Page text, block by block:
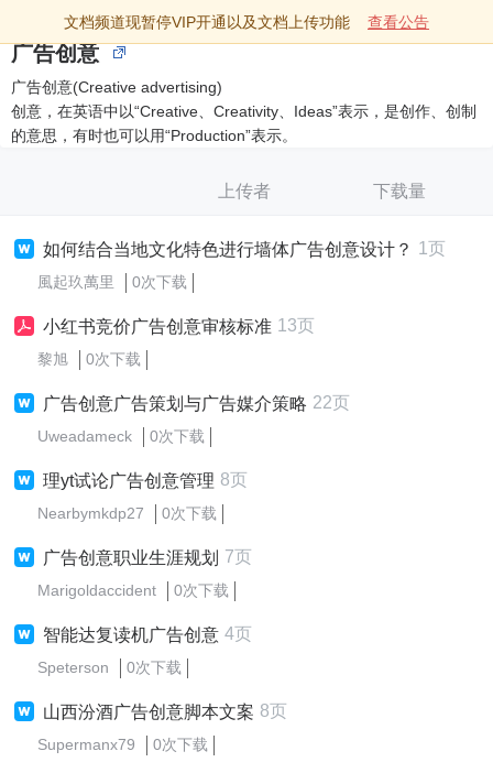
文档频道现暂停VIP开通以及文档上传功能 查看公告
广告创意
广告创意(Creative advertising)
创意，在英语中以“Creative、Creativity、Ideas”表示，是创作、创制
的意思，有时也可以用“Production”表示。
上传者 下载量
如何结合当地文化特色进行墙体广告创意设计？ 1页
風起玖萬里 0次下载
小红书竞价广告创意审核标准 13页
黎旭 0次下载
广告创意广告策划与广告媒介策略 22页
Uweadameck 0次下载
理yt试论广告创意管理 8页
Nearbymkdp27 0次下载
广告创意职业生涯规划 7页
Marigoldaccident 0次下载
智能达复读机广告创意 4页
Speterson 0次下载
山西汾酒广告创意脚本文案 8页
Supermanx79 0次下载